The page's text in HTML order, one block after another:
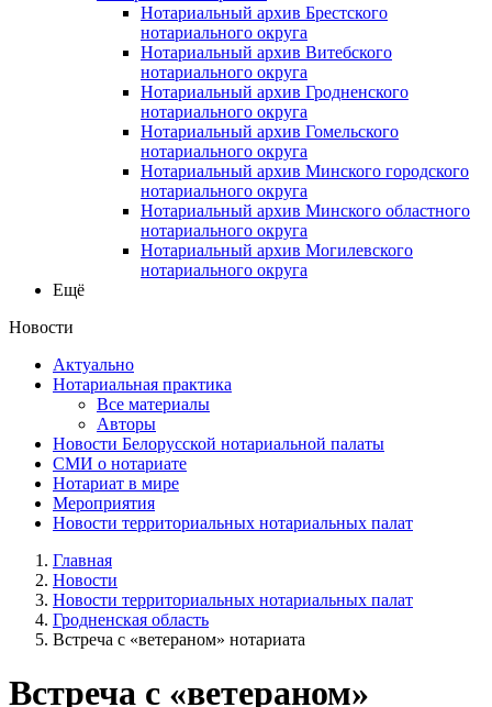
Нотариальный архив Брестского
нотариального округа
Нотариальный архив Витебского
нотариального округа
Нотариальный архив Гродненского
нотариального округа
Нотариальный архив Гомельского
нотариального округа
Нотариальный архив Минского городского
нотариального округа
Нотариальный архив Минского областного
нотариального округа
Нотариальный архив Могилевского
нотариального округа
Ещё
Новости
Актуально
Нотариальная практика
Все материалы
Авторы
Новости Белорусской нотариальной палаты
СМИ о нотариате
Нотариат в мире
Мероприятия
Новости территориальных нотариальных палат
Главная
Новости
Новости территориальных нотариальных палат
Гродненская область
Встреча с «ветераном» нотариата
Встреча с «ветераном»